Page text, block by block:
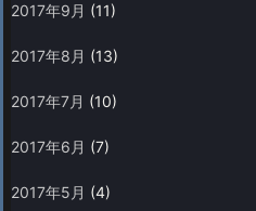
2017年9月 (11)
2017年8月 (13)
2017年7月 (10)
2017年6月 (7)
2017年5月 (4)